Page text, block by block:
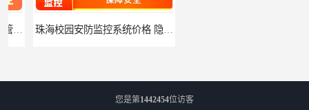
珠海校园安防监控系统价格 隐私保护 能够长时间稳定运行
您是第1442454位访客